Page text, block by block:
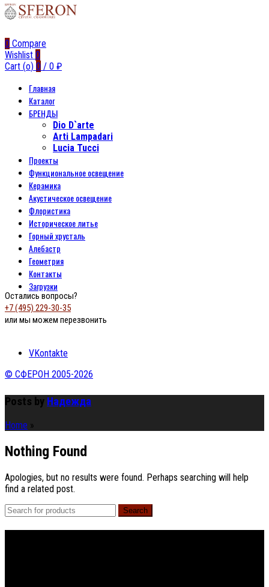
0 Compare
Wishlist 0
Cart (o) 0 / 0 ₽
Главная
Каталог
БРЕНДЫ
Dio D`arte
Arti Lampadari
Lucia Tucci
Проекты
Функциональное освещение
Керамика
Акустическое освещение
Флористика
Историческое литье
Горный хрусталь
Алебастр
Геометрия
Контакты
Загрузки
Остались вопросы?
+7 (495) 229-30-35
или мы можем перезвонить
VKontakte
© СФЕРОН 2005-2026
Posts by Надежда
Home »
Nothing Found
Apologies, but no results were found. Perhaps searching will help
find a related post.
Search